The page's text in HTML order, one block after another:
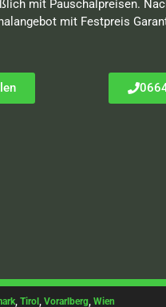
mit Pauschalpreisen.
mit Festpreis
, Tirol, Vorarlberg, Wien